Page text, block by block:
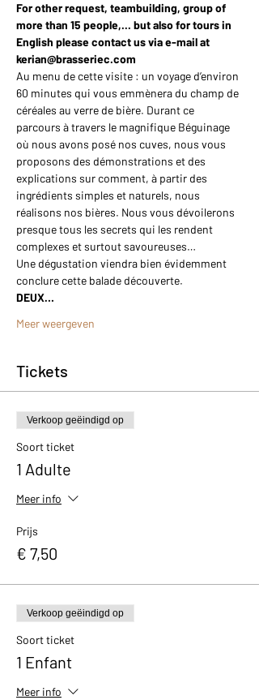
For other request, teambuilding, group of
more than 15 people,... but also for tours in
English please contact us via e-mail at
kerian@brasseriec.com
Au menu de cette visite : un voyage d’environ
60 minutes qui vous emmènera du champ de
céréales au verre de bière. Durant ce
parcours à travers le magnifique Béguinage
où nous avons posé nos cuves, nous vous
proposons des démonstrations et des
explications sur comment, à partir des
ingrédients simples et naturels, nous
réalisons nos bières. Nous vous dévoilerons
presque tous les secrets qui les rendent
complexes et surtout savoureuses…
Une dégustation viendra bien évidemment
conclure cette balade découverte.
DEUX…
Meer weergeven
Tickets
Verkoop geëindigd op
Soort ticket
1 Adulte
Meer info
Prijs
€ 7,50
Verkoop geëindigd op
Soort ticket
1 Enfant
Meer info